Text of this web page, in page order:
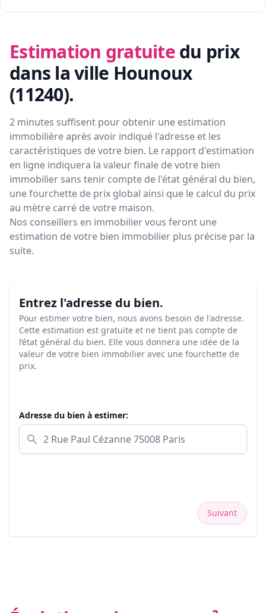
Estimation gratuite du prix
dans la ville Hounoux
(11240).
2 minutes suffisent pour obtenir une estimation
immobilière après avoir indiqué l'adresse et les
caractéristiques de votre bien. Le rapport d'estimation
en ligne indiquera la valeur finale de votre bien
immobilier sans tenir compte de l'état général du bien,
une fourchette de prix global ainsi que le calcul du prix
au mètre carré de votre maison.
Nos conseillers en immobilier vous feront une
estimation de votre bien immobilier plus précise par la
suite.
Entrez l'adresse du bien.
Pour estimer votre bien, nous avons besoin de l'adresse.
Cette estimation est gratuite et ne tient pas compte de
l’état général du bien. Elle vous donnera une idée de la
valeur de votre bien immobilier avec une fourchette de
prix.
Adresse du bien à estimer:
Suivant